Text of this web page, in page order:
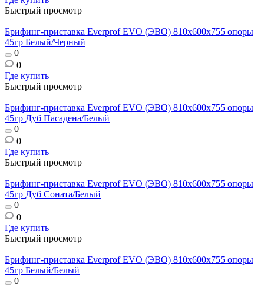
Быстрый просмотр
Брифинг-приставка Everprof EVO (ЭВО) 810х600x755 опоры
45гр Белый/Черный
0
0
Где купить
Быстрый просмотр
Брифинг-приставка Everprof EVO (ЭВО) 810х600x755 опоры
45гр Дуб Пасадена/Белый
0
0
Где купить
Быстрый просмотр
Брифинг-приставка Everprof EVO (ЭВО) 810х600x755 опоры
45гр Дуб Соната/Белый
0
0
Где купить
Быстрый просмотр
Брифинг-приставка Everprof EVO (ЭВО) 810х600x755 опоры
45гр Белый/Белый
0